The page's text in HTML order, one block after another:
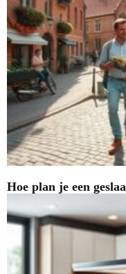
Hoe plan je een